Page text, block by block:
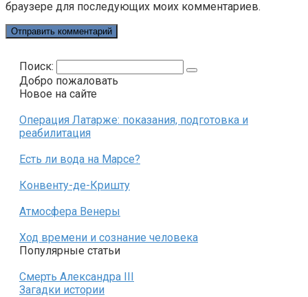
браузере для последующих моих комментариев.
Поиск:
Добро пожаловать
Новое на сайте
Операция Латарже: показания, подготовка и
реабилитация
Есть ли вода на Марсе?
Конвенту-де-Кришту
Атмосфера Венеры
Ход времени и сознание человека
Популярные статьи
Смерть Александра III
Загадки истории